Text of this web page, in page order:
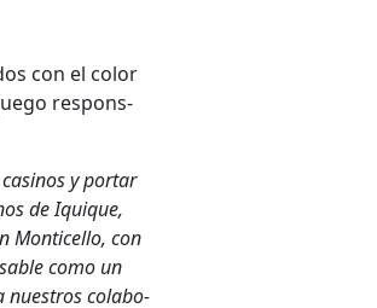
con el col­or
respon­s­
y por­tar
de Iquique,
Mon­ti­cel­lo, con
como un
nue­stros colab­o­